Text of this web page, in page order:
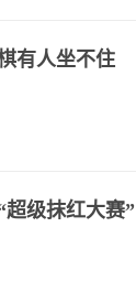
有人坐不住
级抹红大赛”